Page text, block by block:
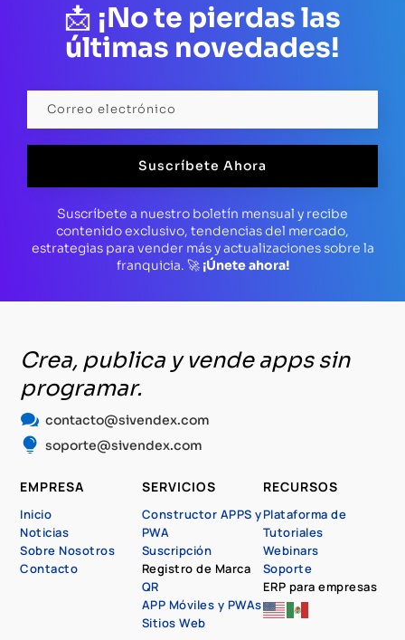
📩 ¡No te pierdas las
últimas novedades!
Suscríbete Ahora
Suscríbete a nuestro boletín mensual y recibe
contenido exclusivo, tendencias del mercado,
estrategias para vender más y actualizaciones sobre la
franquicia. 🚀 ¡Únete ahora!
Crea, publica y vende apps sin
programar.
 contacto@sivendex.com
 soporte@sivendex.com
EMPRESA
Inicio
Noticias
Sobre Nosotros
Contacto
SERVICIOS
Constructor APPS y
PWA
Suscripción
Registro de Marca
QR
APP Móviles y PWAs
Sitios Web
RECURSOS
Plataforma de
Tutoriales
Webinars
Soporte
ERP para empresas